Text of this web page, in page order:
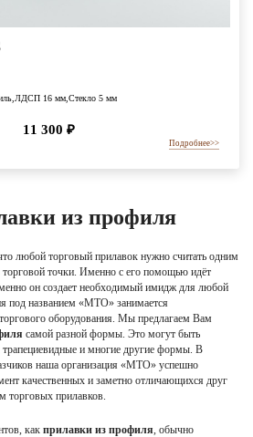
16 мм,Стекло 5 мм
11 300 ₽
Подробнее>>
из профиля
любой торговый прилавок нужно считать одним
точки. Именно с его помощью идёт
он создает необходимый имидж для любой
под названием «МТО» занимается
оборудования. Мы предлагаем Вам
самой разной формы. Это могут быть
трапециевидные и многие другие формы. В
наша организация «МТО» успешно
качественных и заметно отличающихся друг
торговых прилавков.
как прилавки из профиля, обычно